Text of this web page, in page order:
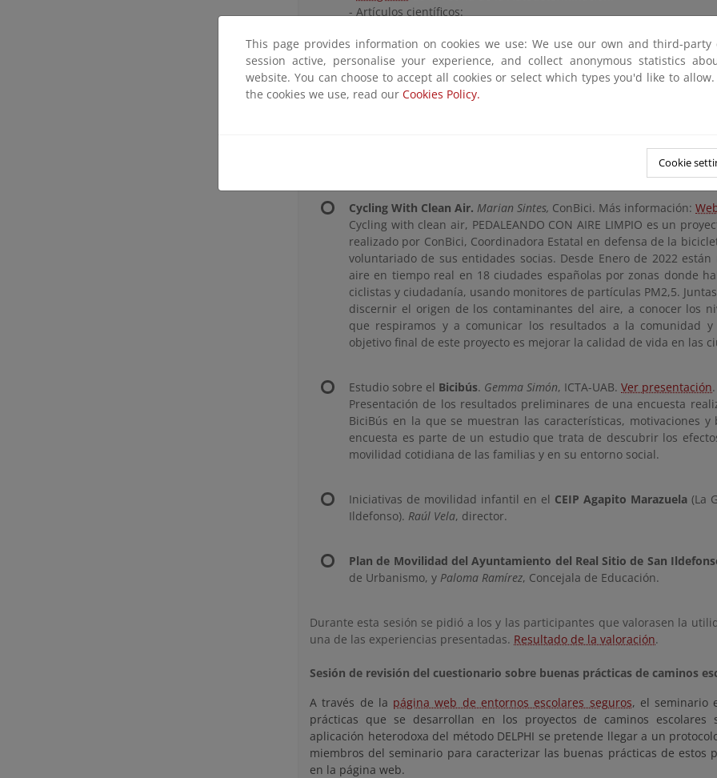
- Artículos científicos:
desplazamiento activo de los adolescentes: Desarrollo y
Regulación del Comportamiento en el Desplazamiento Activo hacia
ACS)" .
en relación con el
Cycling With Clean Air. Marian Sintes, ConBici. Más información:
Cycling with clean air, PEDALEANDO CON AIRE LIMPIO es un
realizado por ConBici, Coordinadora Estatal en defensa de la
voluntariado de sus entidades socias. Desde Enero de 2022
aire en tiempo real en 18 ciudades españolas por zonas donde
ciclistas y ciudadanía, usando monitores de partículas PM2,5.
discernir el origen de los contaminantes del aire, a conocer los
que respiramos y a comunicar los resultados a la comunidad
objetivo final de este proyecto es mejorar la calidad de vida en las
Estudio sobre el Bicibús. Gemma Simón, ICTA-UAB. Ver presentación.
Presentación de los resultados preliminares de una encuesta
BiciBús en la que se muestran las características, motivaciones y
encuesta es parte de un estudio que trata de descubrir los
movilidad cotidiana de las familias y en su entorno social.
Iniciativas de movilidad infantil en el CEIP Agapito Marazuela (La
Ildefonso). Raúl Vela, director.
Plan de Movilidad del Ayuntamiento del Real Sitio de San
de Urbanismo, y Paloma Ramírez, Concejala de Educación.
Durante esta sesión se pidió a los y las participantes que valorasen la
una de las experiencias presentadas. Resultado de la valoración.
Sesión de revisión del cuestionario sobre buenas prácticas de caminos
A través de la página web de entornos escolares seguros, el seminario
prácticas que se desarrollan en los proyectos de caminos escolares
aplicación heterodoxa del método DELPHI se pretende llegar a un
miembros del seminario para caracterizar las buenas prácticas de estos
en la página web.
This page provides information on cookies we use: We use our own and third-party
session active, personalise your experience, and collect anonymous statistics
website. You can choose to accept all cookies or select which types you'd like to
the cookies we use, read our Cookies Policy.
Cookie